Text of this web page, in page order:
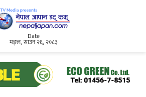
Date
मङ्ल, साउन २६, २०८३